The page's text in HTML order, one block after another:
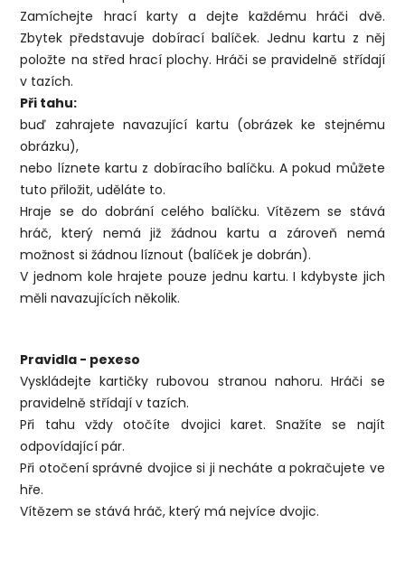
Zamíchejte hrací karty a dejte každému hráči dvě.
Zbytek představuje dobírací balíček. Jednu kartu z něj
položte na střed hrací plochy. Hráči se pravidelně střídají
v tazích.
Při tahu:
buď zahrajete navazující kartu (obrázek ke stejnému
obrázku),
nebo líznete kartu z dobíracího balíčku. A pokud můžete
tuto přiložit, uděláte to.
Hraje se do dobrání celého balíčku. Vítězem se stává
hráč, který nemá již žádnou kartu a zároveň nemá
možnost si žádnou líznout (balíček je dobrán).
V jednom kole hrajete pouze jednu kartu. I kdybyste jich
měli navazujících několik.
Pravidla - pexeso
Vyskládejte kartičky rubovou stranou nahoru. Hráči se
pravidelně střídají v tazích.
Při tahu vždy otočíte dvojici karet. Snažíte se najít
odpovídající pár.
Při otočení správné dvojice si ji necháte a pokračujete ve
hře.
Vítězem se stává hráč, který má nejvíce dvojic.